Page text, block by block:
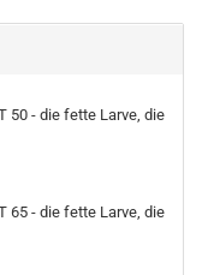
50 - die fette Larve, die
65 - die fette Larve, die